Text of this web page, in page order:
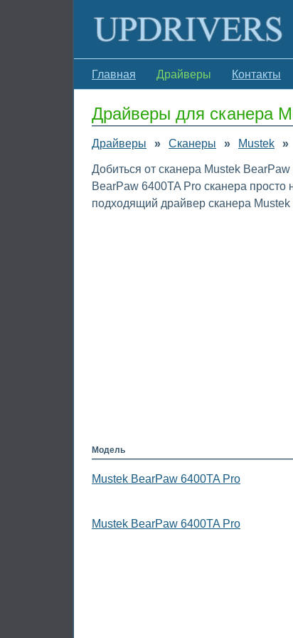
Главная Драйверы Контакты
Драйверы для сканера
Драйверы » Сканеры » Mustek »
Добиться от сканера Mustek
BearPaw 6400TA Pro сканера
подходящий драйвер сканера
Модель
Mustek BearPaw 6400TA Pro
Mustek BearPaw 6400TA Pro